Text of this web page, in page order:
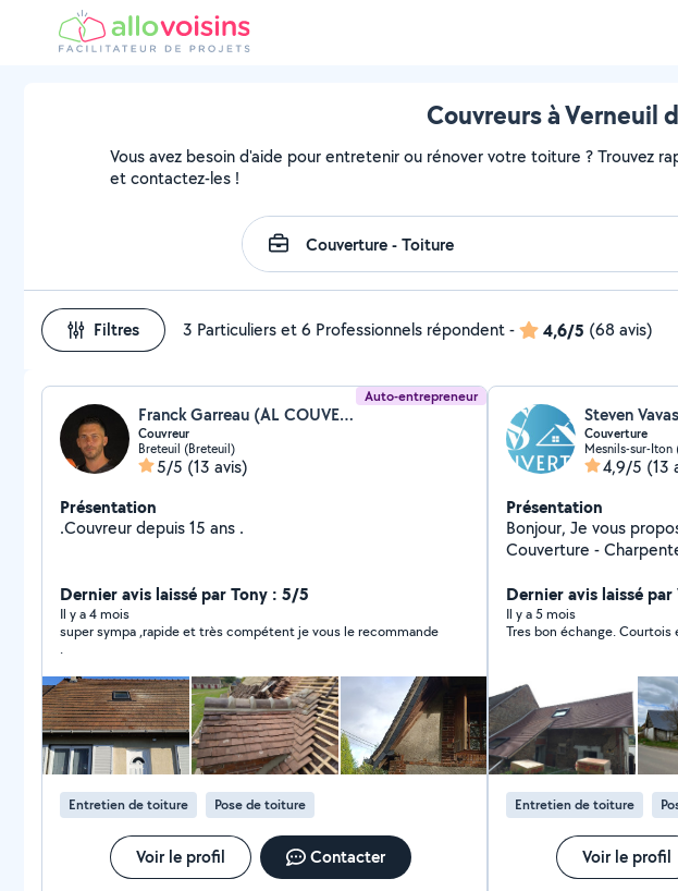
Couvreurs à
Vous avez besoin d'aide pour entretenir ou rénover votre toiture ? Trouvez
et contactez-les !
Filtres 3 Particuliers et 6 Professionnels répondent- 4,6/5 (68 avis)
Auto-entrepreneur
Franck Garreau (AL COUVERTURE)
Couvreur
Breteuil (Breteuil)
5/5 (13 avis)
Présentation
.Couvreur depuis 15 ans .
Dernier avis laissé par Tony : 5/5
Il y a 4 mois
super sympa ,rapide et très compétent je vous le recommande
.
Entretien de toiture Pose de toiture
Voir le profil Contacter
Couverture
Mesnils-sur-Iton
4,9/5 (13
Présentation
Bonjour, Je vous propose mes service qui sont ; -
Couverture -
Dernier avis laissé
Il y a 5 mois
Tres bon échange.
Entretien de toiture
Voir le profil